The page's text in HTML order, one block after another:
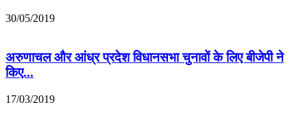
30/05/2019
अरुणाचल और आंध्र प्रदेश विधानसभा चुनावों के लिए बीजेपी ने
किए...
17/03/2019